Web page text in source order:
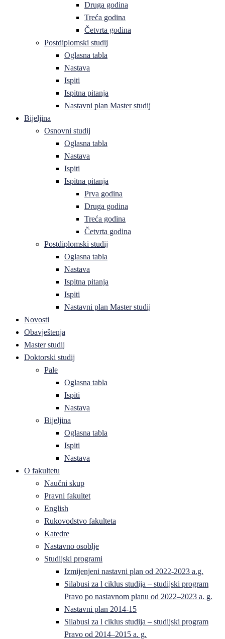
Druga godina
Treća godina
Četvrta godina
Postdiplomski studij
Oglasna tabla
Nastava
Ispiti
Ispitna pitanja
Nastavni plan Master studij
Bijeljina
Osnovni studij
Oglasna tabla
Nastava
Ispiti
Ispitna pitanja
Prva godina
Druga godina
Treća godina
Četvrta godina
Postdiplomski studij
Oglasna tabla
Nastava
Ispitna pitanja
Ispiti
Nastavni plan Master studij
Novosti
Obavještenja
Master studij
Doktorski studij
Pale
Oglasna tabla
Ispiti
Nastava
Bijeljina
Oglasna tabla
Ispiti
Nastava
O fakultetu
Naučni skup
Pravni fakultet
English
Rukovodstvo fakulteta
Katedre
Nastavno osoblje
Studijski programi
Izmijenjeni nastavni plan od 2022-2023 a.g.
Silabusi za l ciklus studija – studijski program
Pravo po nastavnom planu od 2022–2023 a. g.
Nastavni plan 2014-15
Silabusi za l ciklus studija – studijski program
Pravo od 2014–2015 a. g.